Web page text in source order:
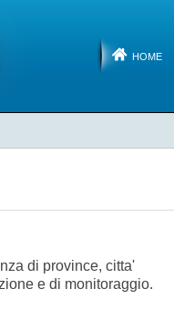
HOME
di province, citta'
e di monitoraggio.